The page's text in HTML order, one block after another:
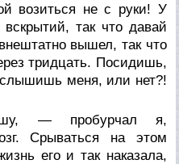
возиться не с руки! У
так что давай
вышел, так что
тридцать. Посидишь,
меня, или нет?!
— пробурчал я,
Срываться на этом
его и так наказала,